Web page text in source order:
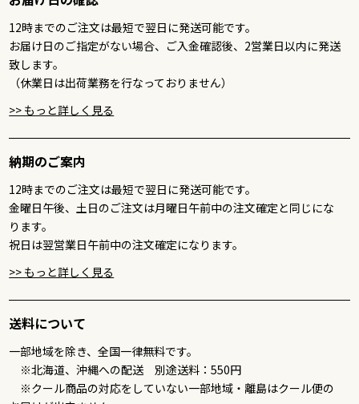
12時までのご注文は最短で翌日に発送可能です。
お届け日のご指定がない場合、ご入金確認後、2営業日以内に発送
致します。
（休業日は出荷業務を行なっておりません）
>> もっと詳しく見る
納期のご案内
12時までのご注文は最短で翌日に発送可能です。
金曜日午後、土日のご注文は月曜日午前中の注文確定と同じにな
ります。
祝日は翌営業日午前中の注文確定になります。
>> もっと詳しく見る
送料について
一部地域を除き、全国一律無料です。
※北海道、沖縄への配送 別途送料：550円
※クール商品の対応をしていない一部地域・離島はクール便の